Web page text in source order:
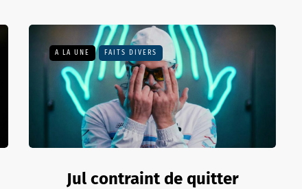
A LA UNE FAITS DIVERS
Jul contraint de quitter